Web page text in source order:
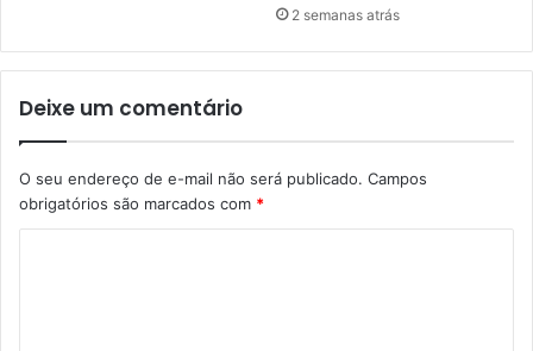
2 semanas atrás
Deixe um comentário
O seu endereço de e-mail não será publicado. Campos
obrigatórios são marcados com *